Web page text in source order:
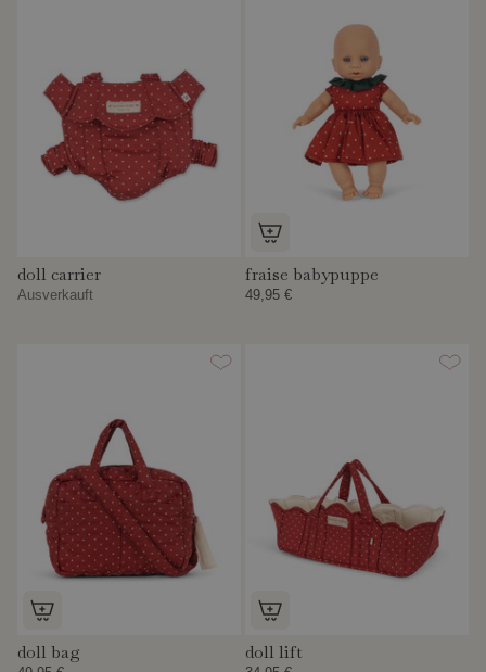
doll carrier
Ausverkauft
fraise babypuppe
49,95 €
doll bag doll lift